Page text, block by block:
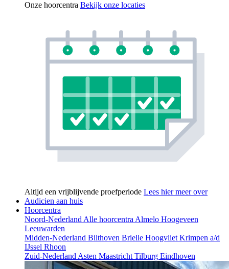
Onze hoorcentra Bekijk onze locaties
Altijd een vrijblijvende proefperiode Lees hier meer over
Audicien aan huis
Hoorcentra
Noord-NederlandAlle hoorcentraAlmelo Hoogeveen
Leeuwarden
Midden-Nederland Bilthoven Brielle HoogvlietKrimpen a/d
IJssel Rhoon
Zuid-NederlandAsten MaastrichtTilburg Eindhoven